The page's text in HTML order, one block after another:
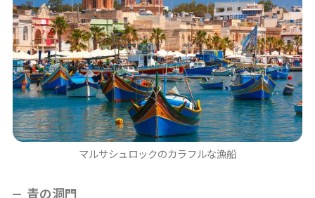
マルサシュロックのカラフルな漁船
青の洞門